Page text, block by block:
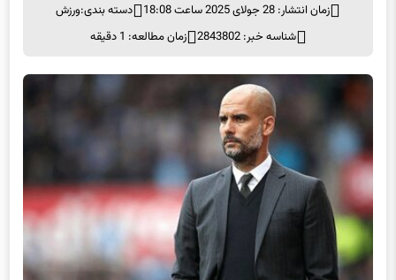
زمان انتشار: 28 جولای 2025 ساعت 18:08 دسته بندی:ورزش
شناسه خبر: 2843802
زمان مطالعه: 1 دقیقه